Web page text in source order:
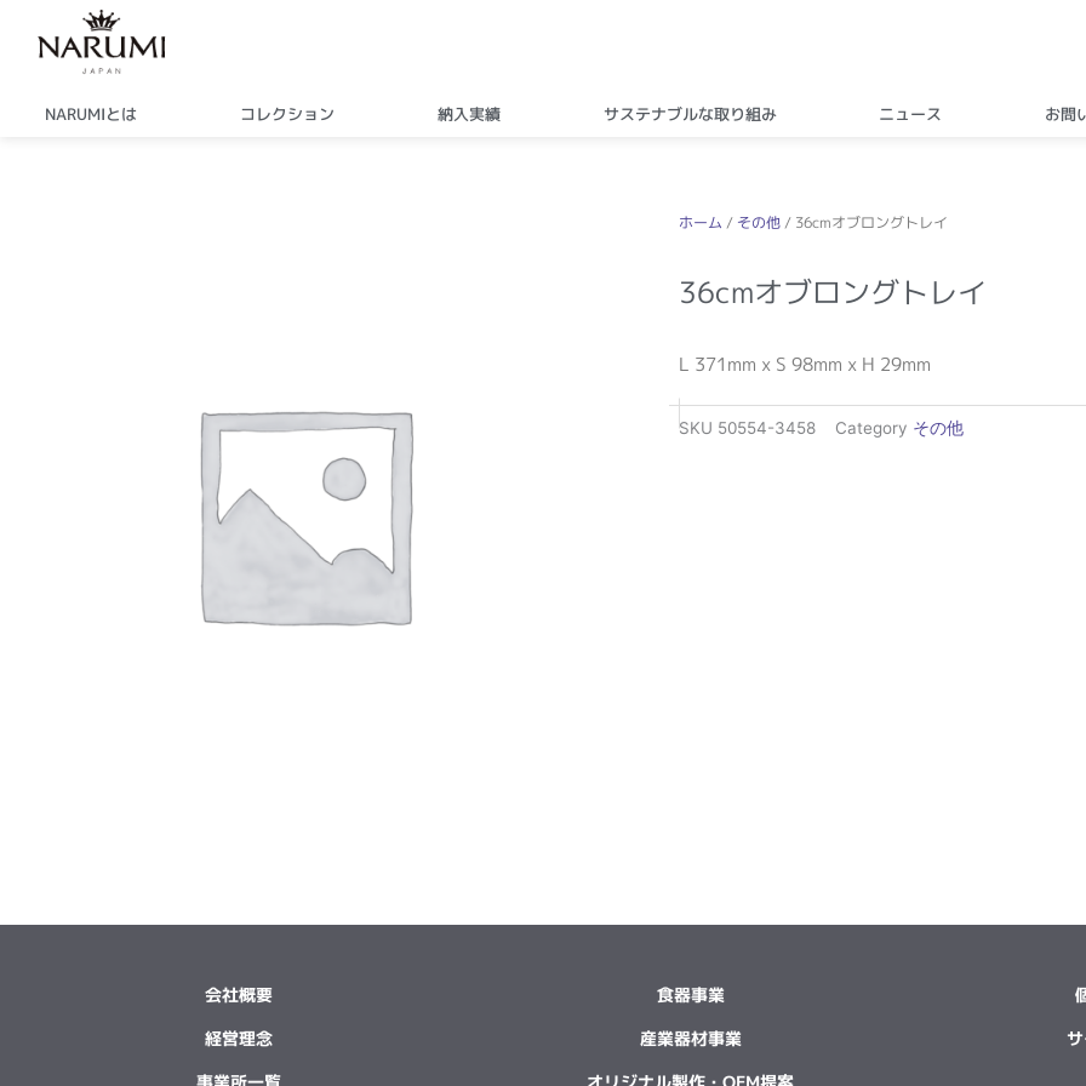
NARUMIとは コレクション 納入実績 サステナブルな取り組み ニュース お問
ホーム / その他 / 36cmオブロングトレイ
36cmオブロングトレイ
L 371mm x S 98mm x H 29mm
SKU 50554-3458 Category その他
会社概要
経営理念
事業所一覧
食器事業
産業器材事業
オリジナル製作・OEM提案